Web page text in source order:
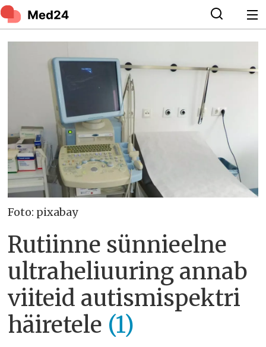
Foto: pixabay
Rutiinne sünnieelne
ultraheliuuring annab
viiteid autismispektri
häiretele (1)